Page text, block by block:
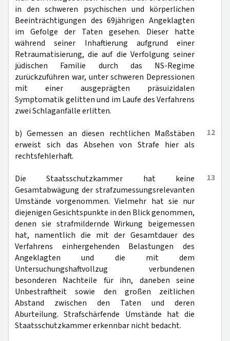
in den schweren psychischen und körperlichen
Beeinträchtigungen des 69jährigen Angeklagten
im Gefolge der Taten gesehen. Dieser hatte
während seiner Inhaftierung aufgrund einer
Retraumatisierung, die auf die Verfolgung seiner
jüdischen Familie durch das NS-Regime
zurückzuführen war, unter schweren Depressionen
mit einer ausgeprägten präsuizidalen
Symptomatik gelitten und im Laufe des Verfahrens
zwei Schlaganfälle erlitten.
12
b) Gemessen an diesen rechtlichen Maßstäben
erweist sich das Absehen von Strafe hier als
rechtsfehlerhaft.
13
Die Staatsschutzkammer hat keine
Gesamtabwägung der strafzumessungsrelevanten
Umstände vorgenommen. Vielmehr hat sie nur
diejenigen Gesichtspunkte in den Blick genommen,
denen sie strafmildernde Wirkung beigemessen
hat, namentlich die mit der Gesamtdauer des
Verfahrens einhergehenden Belastungen des
Angeklagten und die mit dem
Untersuchungshaftvollzug verbundenen
besonderen Nachteile für ihn, daneben seine
Unbestraftheit sowie den großen zeitlichen
Abstand zwischen den Taten und deren
Aburteilung. Strafschärfende Umstände hat die
Staatsschutzkammer erkennbar nicht bedacht.